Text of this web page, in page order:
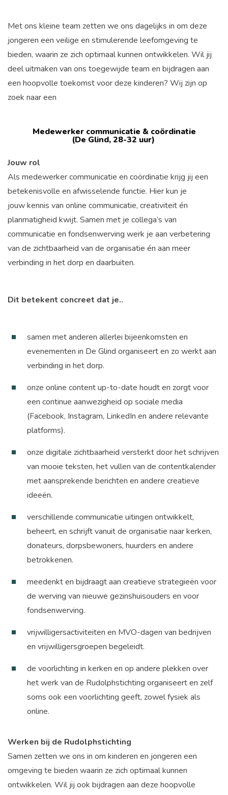
Met ons kleine team zetten we ons dagelijks in om deze
jongeren een veilige en stimulerende leefomgeving te
bieden, waarin ze zich optimaal kunnen ontwikkelen. Wil jij
deel uitmaken van ons toegewijde team en bijdragen aan
een hoopvolle toekomst voor deze kinderen? Wij zijn op
zoek naar een
Medewerker communicatie & coördinatie
(De Glind, 28-32 uur)
Jouw rol
Als medewerker communicatie en coördinatie krijg jij een
betekenisvolle en afwisselende functie. Hier kun je
jouwkennis van online communicatie, creativiteit én
planmatigheid kwijt. Samen met je collega’s van
communicatie en fondsenwerving werk je aan verbetering
van de zichtbaarheid van de organisatie én aan meer
verbinding in het dorp en daarbuiten.
Dit betekent concreet dat je..
samen met anderen allerlei bijeenkomsten en
evenementen in De Glind organiseert en zo werkt aan
verbinding in het dorp.
onze online content up-to-date houdt en zorgt voor
een continue aanwezigheid op sociale media
(Facebook, Instagram, LinkedIn en andere relevante
platforms).
onze digitale zichtbaarheid versterkt door het schrijven
van mooie teksten, het vullen van de contentkalender
met aansprekende berichten en andere creatieve
ideeën.
verschillende communicatie uitingen ontwikkelt,
beheert, en schrijft vanuit de organisatie naar kerken,
donateurs, dorpsbewoners, huurders en andere
betrokkenen.
meedenkt en bijdraagt aan creatieve strategieën voor
de werving van nieuwe gezinshuisouders en voor
fondsenwerving.
vrijwilligersactiviteiten en MVO-dagen van bedrijven
en vrijwilligersgroepen begeleidt.
de voorlichting in kerken en op andere plekken over
het werk van de Rudolphstichting organiseert en zelf
soms ook een voorlichting geeft, zowel fysiek als
online.
Werken bij de Rudolphstichting
Samen zetten we ons in om kinderen en jongeren een
omgeving te bieden waarin ze zich optimaal kunnen
ontwikkelen. Wil jij ook bijdragen aan deze hoopvolle